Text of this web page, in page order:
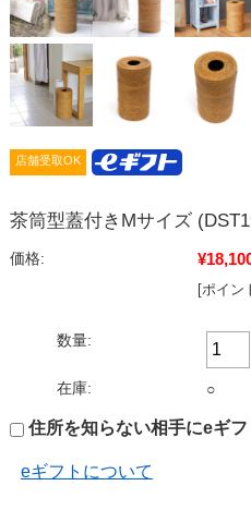
店舗受取OK
茶筒型蓋付きMサイズ
価格:
[ポイン
数量:
在庫: ○
住所を知らない相手にeギフ
eギフトについて